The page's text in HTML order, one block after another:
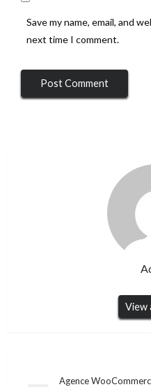
Save my name, email, and
next time I comment.
View
Agence